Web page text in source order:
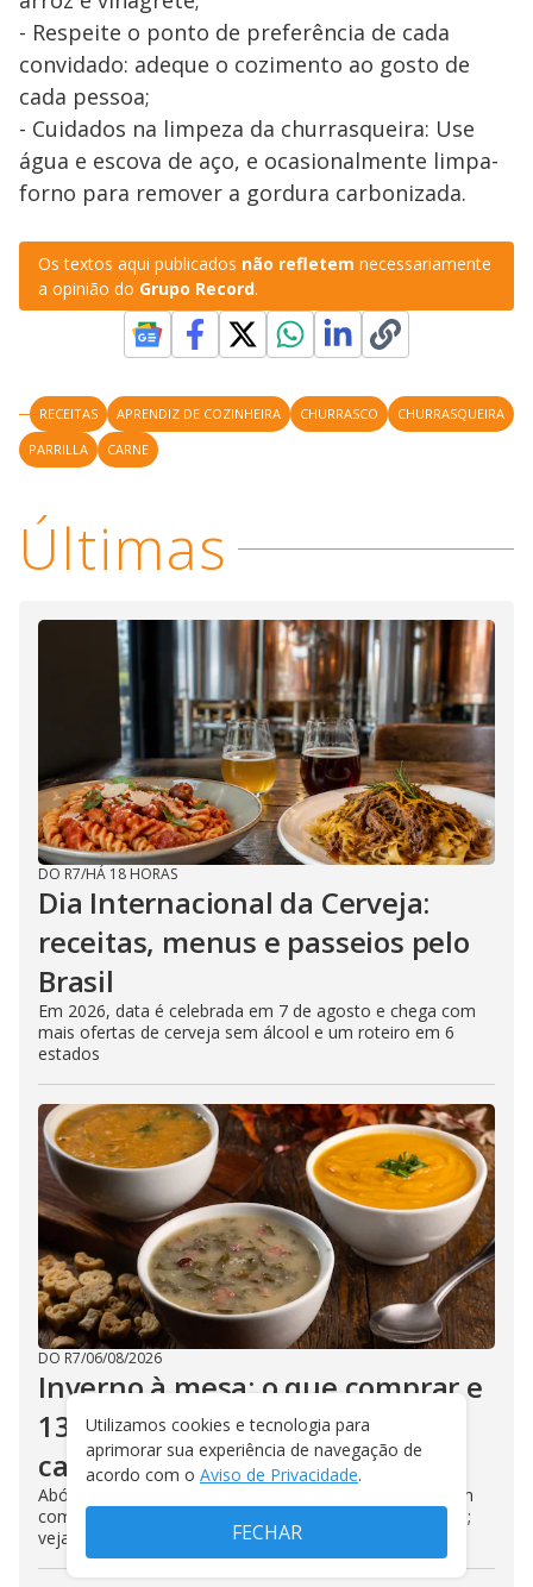
- Respeite o ponto de preferência de cada
convidado: adeque o cozimento ao gosto de
cada pessoa;
- Cuidados na limpeza da churrasqueira: Use
água e escova de aço, e ocasionalmente limpa-
forno para remover a gordura carbonizada.
Os textos aqui publicados não refletem necessariamente
a opinião do Grupo Record.
RECEITAS APRENDIZ DE COZINHEIRA CHURRASCO
CHURRASQUEIRA
PARRILLA
CARNE
Últimas
DO R7/HÁ 18 HORAS
Dia Internacional da Cerveja:
receitas, menus e passeios pelo
Brasil
Em 2026, data é celebrada em 7 de agosto e chega com
mais ofertas de cerveja sem álcool e um roteiro em 6
estados
DO R7/06/08/2026
Inverno à mesa: o que comprar e
13 receitas para cozinhar em
casa
Abóbora, mandioquinha, brócolis e couve-flor aparecem
com maior oferta em diferentes momentos da estação;
veja roteiro para comer fora e aproveitar o frio
Utilizamos cookies e tecnologia para
aprimorar sua experiência de navegação de
acordo com o Aviso de Privacidade.
FECHAR